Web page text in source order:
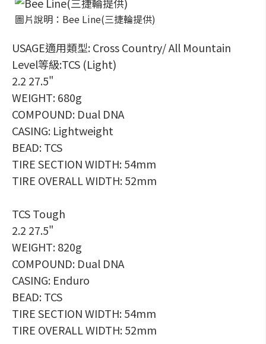
圖片說明：Bee Line(三捷輪提供)
USAGE適用類型: Cross Country/ All Mountain
Level等級:TCS (Light)
2.2 27.5"
WEIGHT: 680g
COMPOUND: Dual DNA
CASING: Lightweight
BEAD: TCS
TIRE SECTION WIDTH: 54mm
TIRE OVERALL WIDTH: 52mm
TCS Tough
2.2 27.5"
WEIGHT: 820g
COMPOUND: Dual DNA
CASING: Enduro
BEAD: TCS
TIRE SECTION WIDTH: 54mm
TIRE OVERALL WIDTH: 52mm